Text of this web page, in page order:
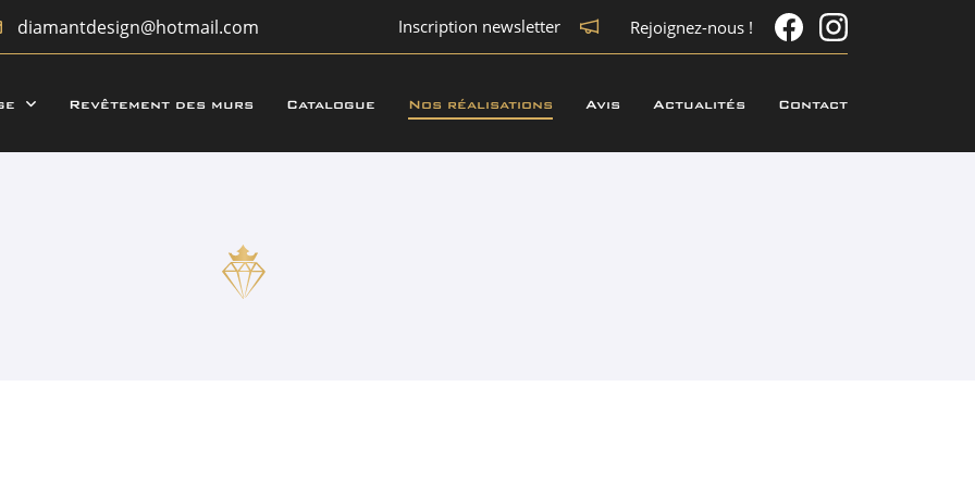
Inscription newsletter Rejoignez-nous !
Revêtement des murs Catalogue Nos réalisations Avis Actualités Contact
à